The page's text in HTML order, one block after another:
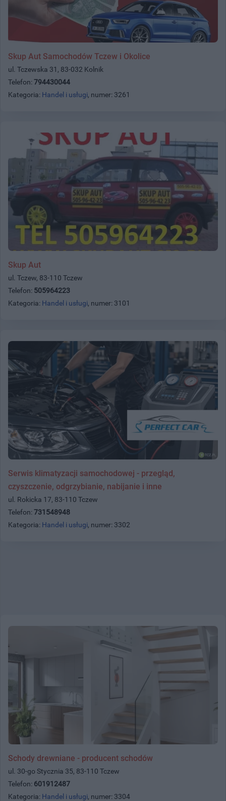
Skup Aut Samochodów Tczew i Okolice
ul. Tczewska 31, 83-032 Kolnik
Telefon: 794430044
Kategoria: Handel i usługi, numer: 3261
Skup Aut
ul. Tczew, 83-110 Tczew
Telefon: 505964223
Kategoria: Handel i usługi, numer: 3101
Serwis klimatyzacji samochodowej - przegląd,
czyszczenie, odgrzybianie, nabijanie i inne
ul. Rokicka 17, 83-110 Tczew
Telefon: 731548948
Kategoria: Handel i usługi, numer: 3302
Schody drewniane - producent schodów
ul. 30-go Stycznia 35, 83-110 Tczew
Telefon: 601912487
Kategoria: Handel i usługi, numer: 3304